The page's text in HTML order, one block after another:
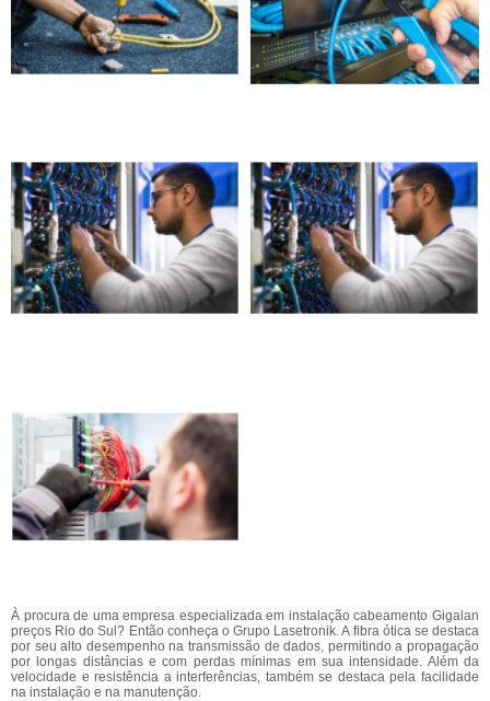
À procura de uma empresa especializada em instalação cabeamento Gigalan
preços Rio do Sul? Então conheça o Grupo Lasetronik. A fibra ótica se destaca
por seu alto desempenho na transmissão de dados, permitindo a propagação
por longas distâncias e com perdas mínimas em sua intensidade. Além da
velocidade e resistência a interferências, também se destaca pela facilidade
na instalação e na manutenção.